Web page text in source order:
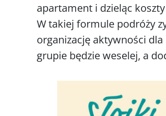
apartament i dzieląc
W takiej formule podróży
organizację aktywności
grupie będzie weselej, a